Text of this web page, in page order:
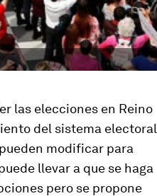
las elecciones en Reino
del sistema electoral
modificar para
llevar a que se haga
pero se propone